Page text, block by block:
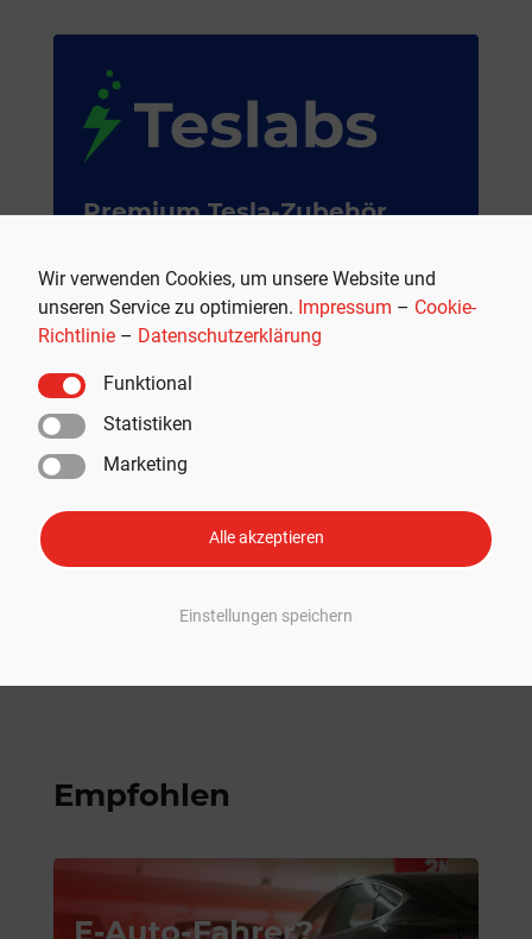
Wir verwenden Cookies, um unsere Website und
unseren Service zu optimieren. Impressum – Cookie-
Richtlinie – Datenschutzerklärung
Funktional
Statistiken
Marketing
Alle akzeptieren
Einstellungen speichern
Premium Tesla-Zubehör
Zubehör und -Accessoires für noch mehr
Fahrfreude und Komfort.
JETZT SHOPPEN
Werbung
Empfohlen